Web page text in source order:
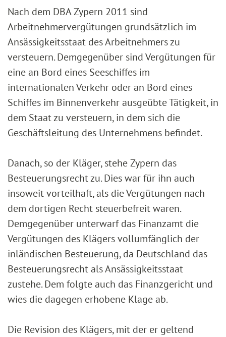
Nach dem DBA Zypern 2011 sind
Arbeitnehmervergütungen grundsätzlich im
Ansässigkeitsstaat des Arbeitnehmers zu
versteuern. Demgegenüber sind Vergütungen für
eine an Bord eines Seeschiffes im
internationalen Verkehr oder an Bord eines
Schiffes im Binnenverkehr ausgeübte Tätigkeit, in
dem Staat zu versteuern, in dem sich die
Geschäftsleitung des Unternehmens befindet.
Danach, so der Kläger, stehe Zypern das
Besteuerungsrecht zu. Dies war für ihn auch
insoweit vorteilhaft, als die Vergütungen nach
dem dortigen Recht steuerbefreit waren.
Demgegenüber unterwarf das Finanzamt die
Vergütungen des Klägers vollumfänglich der
inländischen Besteuerung, da Deutschland das
Besteuerungsrecht als Ansässigkeitsstaat
zustehe. Dem folgte auch das Finanzgericht und
wies die dagegen erhobene Klage ab.
Die Revision des Klägers, mit der er geltend